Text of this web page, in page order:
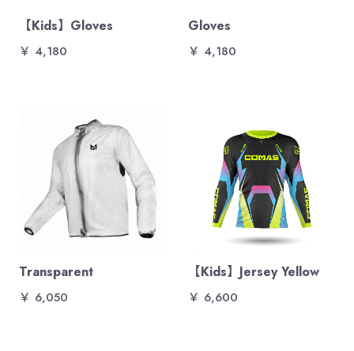
【Kids】Gloves
￥ 4,180
Gloves
￥ 4,180
Transparent
￥ 6,050
【Kids】Jersey Yellow
￥ 6,600